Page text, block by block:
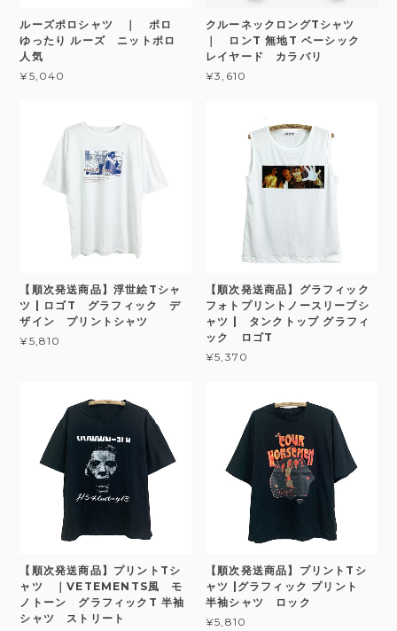
ルーズポロシャツ ｜ ポロ
ゆったり ルーズ ニットポロ
人気
¥5,040
クルーネックロングTシャツ
｜ ロンT 無地T ベーシック
レイヤード カラバリ
¥3,610
【順次発送商品】浮世絵Tシャ
ツ | ロゴT グラフィック デ
ザイン プリントシャツ
¥5,810
【順次発送商品】グラフィック
フォトプリントノースリーブシ
ャツ | タンクトップ グラフィ
ック ロゴT
¥5,370
【順次発送商品】プリントTシ
ャツ ｜VETEMENTS風 モ
ノトーン グラフィックT 半袖
シャツ ストリート
【順次発送商品】プリントTシ
ャツ |グラフィック プリント
半袖シャツ ロック
¥5,810